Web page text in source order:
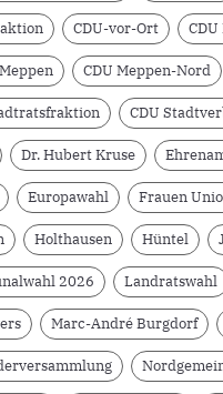
CDU-vor-Ort
CDU Meppen-Nord
CDU
Dr. Hubert Kruse
Europawahl Frauen
Holthausen Hüntel
2026 Landratswahl
Marc-André Burgdorf